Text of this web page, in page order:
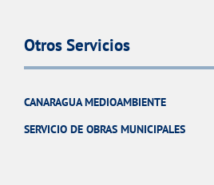
Otros Servicios
CANARAGUA MEDIOAMBIENTE
SERVICIO DE OBRAS MUNICIPALES